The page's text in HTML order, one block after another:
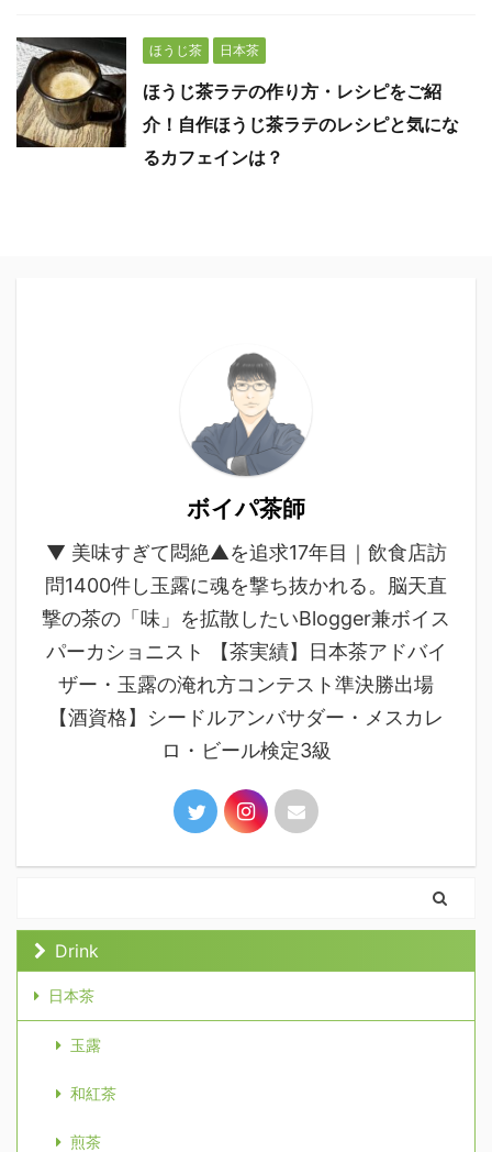
ほうじ茶 日本茶
ほうじ茶ラテの作り方・レシピをご紹
介！自作ほうじ茶ラテのレシピと気にな
るカフェインは？
ボイパ茶師
▼ 美味すぎて悶絶▲を追求17年目｜飲食店訪
問1400件し玉露に魂を撃ち抜かれる。脳天直
撃の茶の「味」を拡散したいBlogger兼ボイス
パーカショニスト 【茶実績】日本茶アドバイ
ザー・玉露の淹れ方コンテスト準決勝出場
【酒資格】シードルアンバサダー・メスカレ
ロ・ビール検定3級
Drink
日本茶
玉露
和紅茶
煎茶